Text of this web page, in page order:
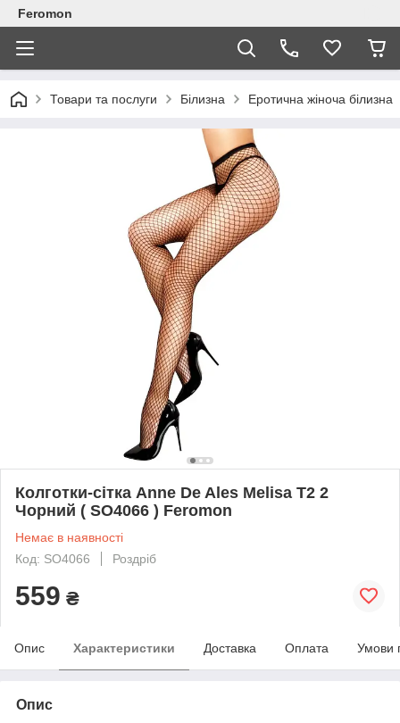
Feromon
Товари та послуги Білизна Еротична жіноча білизна
Колготки-сітка Anne De Ales Melisa T2 2
Чорний ( SO4066 ) Feromon
Немає в наявності
Код: SO4066
Роздріб
559 ₴
Опис Характеристики Доставка Оплата Умови
Опис